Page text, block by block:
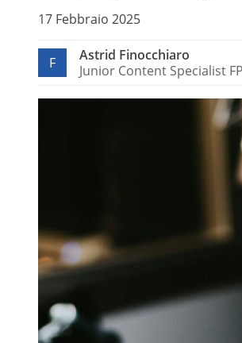
17 Febbraio 2025
F
Astrid Finocchiaro
Junior Content Specialist